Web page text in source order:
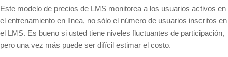
Este modelo de precios de LMS monitorea a los usuarios activos en
el entrenamiento en línea, no sólo el número de usuarios inscritos en
el LMS. Es bueno si usted tiene niveles fluctuantes de participación,
pero una vez más puede ser difícil estimar el costo.